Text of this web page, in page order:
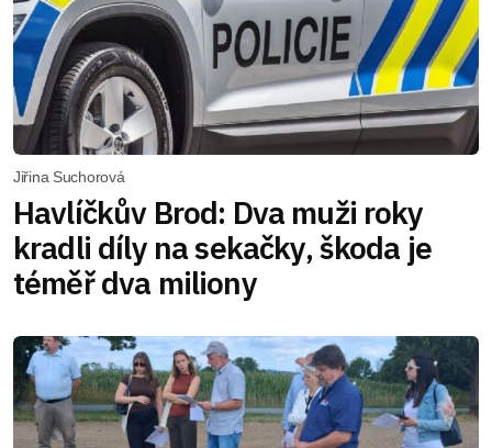
Jiřina Suchorová
Havlíčkův Brod: Dva muži roky
kradli díly na sekačky, škoda je
téměř dva miliony